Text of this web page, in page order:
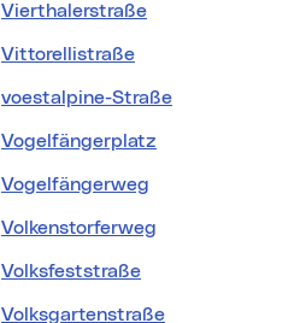
Vierthalerstraße
Vittorellistraße
voestalpine-Straße
Vogelfängerplatz
Vogelfängerweg
Volkenstorferweg
Volksfeststraße
Volksgartenstraße